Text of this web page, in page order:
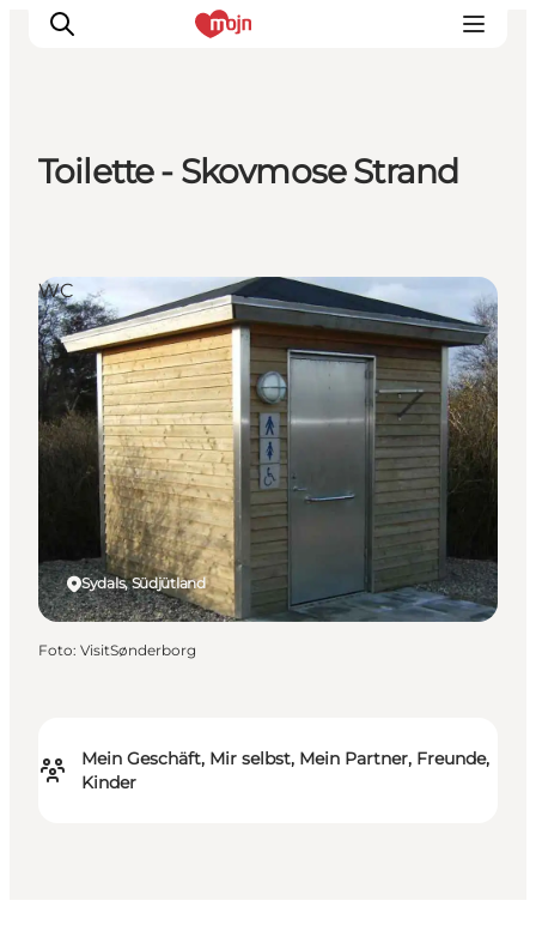
Events
Übernachtung
Plane deine Reise
Booking
Toilette - Skovmose Strand
Mein Geschäft, Mir selbst, Mein Partner, Freunde,
Kinder
Sydals, Südjütland
WC
Foto: VisitSønderborg